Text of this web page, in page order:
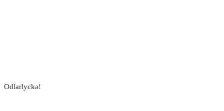
Odlarlycka!